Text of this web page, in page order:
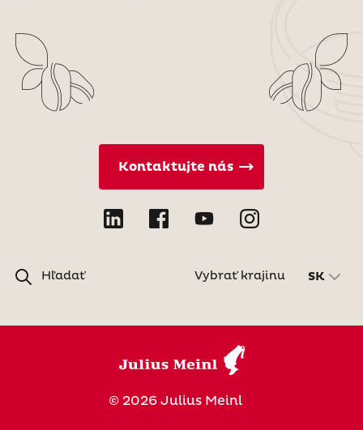
Hľadať
Kontaktujte nás
Vybrať krajinu SK
© 2026 Julius Meinl